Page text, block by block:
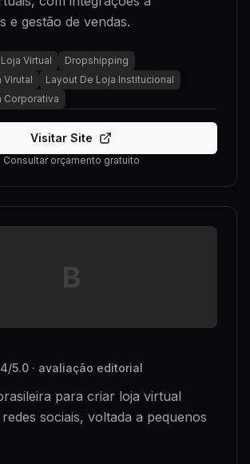
e gestão de vendas.
Loja Virtual
Dropshipping
Virutal
Layout De Loja Institucional
Corporativa
Visitar Site
Consultar orçamento gratuito
B
/5.0 · avaliação editorial
para criar loja virtual
sociais, voltada a pequenos